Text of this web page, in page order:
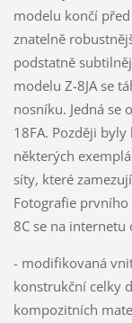
modelu končí
znatelně
podstatně
modelu Z-8JA se
nosníku. Jedná se
18FA. Později
některých
síty, které
Fotografie
8C se na
- modifikovaná
konstrukční celky
kompozitních